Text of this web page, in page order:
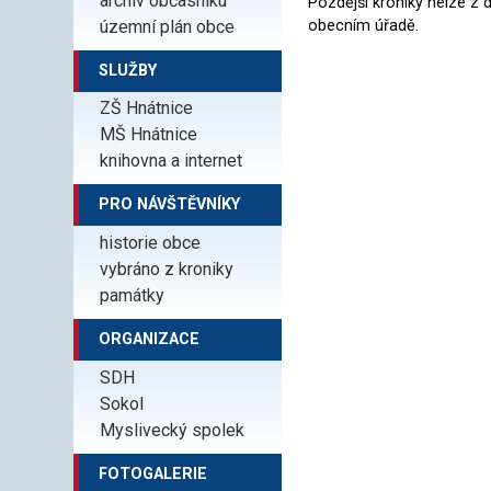
územní plán obce
SLUŽBY
ZŠ Hnátnice
MŠ Hnátnice
knihovna a internet
PRO NÁVŠTĚVNÍKY
historie obce
vybráno z kroniky
památky
ORGANIZACE
SDH
Sokol
Myslivecký spolek
FOTOGALERIE
obecním úřadě.